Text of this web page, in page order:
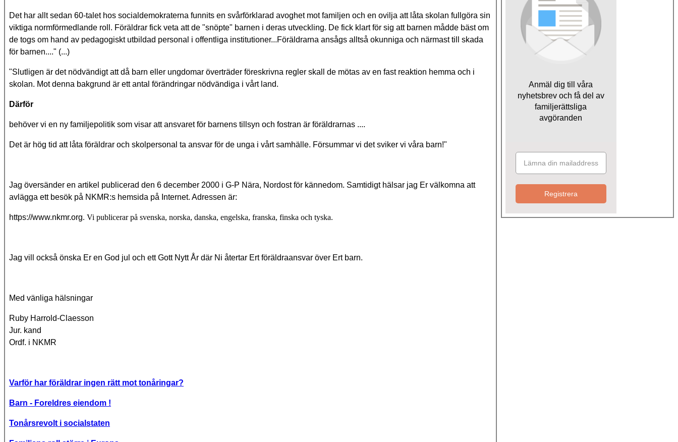
Det har allt sedan 60-talet hos socialdemokraterna funnits en svårförklarad avoghet mot familjen och en ovilja att låta skolan fullgöra sin
viktiga normförmedlande roll. Föräldrar fick veta att de "snöpte" barnen i deras utveckling. De fick klart för sig att barnen mådde bäst om
de togs om hand av pedagogiskt utbildad personal i offentliga institutioner...Föräldrarna ansågs alltså okunniga och närmast till skada
för barnen...." (...)
"Slutligen är det nödvändigt att då barn eller ungdomar överträder föreskrivna regler skall de mötas av en fast reaktion hemma och i
skolan. Mot denna bakgrund är ett antal förändringar nödvändiga i vårt land.
Därför
behöver vi en ny familjepolitik som visar att ansvaret för barnens tillsyn och fostran är föräldrarnas ....
Det är hög tid att låta föräldrar och skolpersonal ta ansvar för de unga i vårt samhälle. Försummar vi det sviker vi våra barn!"
Jag översänder en artikel publicerad den 6 december 2000 i G-P Nära, Nordost för kännedom. Samtidigt hälsar jag Er välkomna att
avlägga ett besök på NKMR:s hemsida på Internet. Adressen är:
https://www.nkmr.org. Vi publicerar på svenska, norska, danska, engelska, franska, finska och tyska.
Jag vill också önska Er en God jul och ett Gott Nytt År där Ni återtar Ert föräldraansvar över Ert barn.
Med vänliga hälsningar
Ruby Harrold-Claesson
Jur. kand
Ordf. i NKMR
Varför har föräldrar ingen rätt mot tonåringar?
Barn - Foreldres eiendom !
Tonårsrevolt i socialstaten
Anmäl dig till våra
nyhetsbrev och få del av
familjerättsliga
avgöranden
Registrera